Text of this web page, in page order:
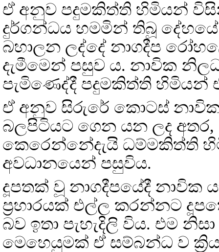
ඒ අනුව පදුමකිත්ති හිමියන්
දුර්ගන්ධය හමමින් තිබූ
බහාලන ලද්දේ නාගදීප
දැමීමෙන් පසුව ය. නාවික
පැමිණෙද්දී පදුමකිත්ති හිමියන්
ඒ අනුව සිරුරේ කොටස්
බලපිටියට ගෙන යන ලද
කෙරෙන්නේදැයි ධම්මකිත්ති
අවධානයෙන් පසුවිය.
දූපතක් වූ නාගදීපයේදී නාවික
ප්‍රහාරයක් එල්ල කරන්නට
බව ඉතා පැහැදිලි විය. එම
මෙහෙයුමක් ඒ සම්බන්ධ ව